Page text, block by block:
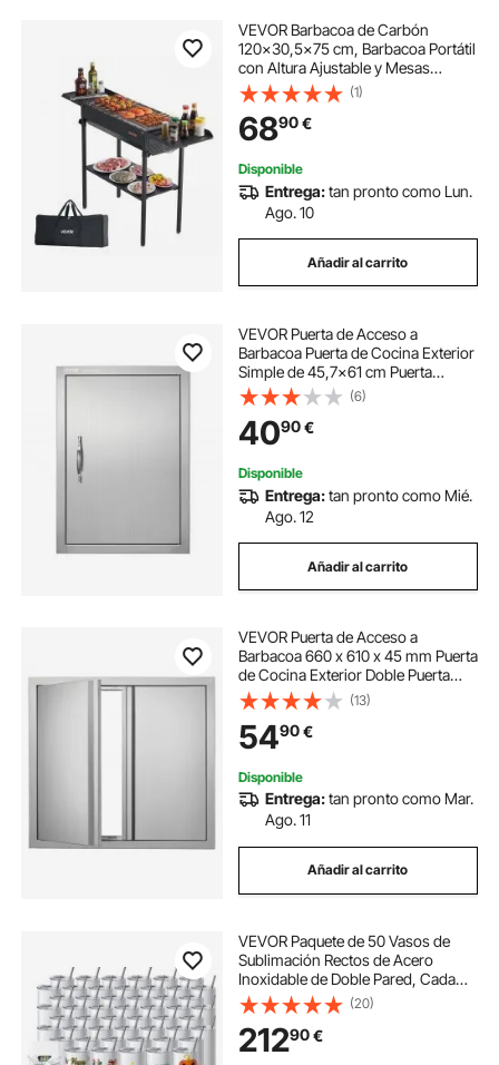
VEVOR Barbacoa de Carbón
120x30,5x75 cm, Barbacoa Portátil
con Altura Ajustable y Mesas
Laterales Plegables, Parrilla de
Acero con Recubrimiento en Polvo
de Alta Temperatura para Camping,
Exterior
(1)
6890€
Disponible
Entrega:tan pronto como Lun.
Ago. 10
Añadir al carrito
VEVOR Puerta de Acceso a
Barbacoa Puerta de Cocina Exterior
Simple de 45,7x61 cm Puerta
Empotrada de Acero Inoxidable con
Manija Empotrada para Isla de
Barbacoa, Estación de Parrilla,
Armario Exterior
(6)
4090€
Disponible
Entrega:tan pronto como Mié.
Ago. 12
Añadir al carrito
VEVOR Puerta de Acceso a
Barbacoa 660 x 610 x 45 mm Puerta
de Cocina Exterior Doble Puerta
Empotrada de Acero Inoxidable con
Manija para Isla de Barbacoa,
Estación de Parrilla, Armario
Exterior
(13)
5490€
Disponible
Entrega:tan pronto como Mar.
Ago. 11
Añadir al carrito
VEVOR Paquete de 50 Vasos de
Sublimación Rectos de Acero
Inoxidable de Doble Pared, Cada
591,5 ml, Vaso con Pajita, Tapa,
Cepillo, base, Envoltura Retráctil,
Caja de Regalo, para prensa de
calor
(20)
21290€